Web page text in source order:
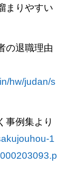
まりやすい
の退職理由
hw/judan/s
例集より
1